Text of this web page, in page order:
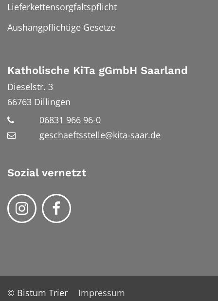
Lieferkettensorgfaltspflicht
Aushangpflichtige Gesetze
Katholische KiTa gGmbH Saarland
Dieselstr. 3
66763 Dillingen
06831 966 96-0
geschaeftsstelle@kita-saar.de
Sozial vernetzt
© Bistum Trier
Impressum